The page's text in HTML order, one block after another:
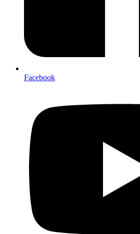
Facebook